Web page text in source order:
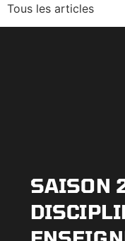
Tous les articles
SAISON